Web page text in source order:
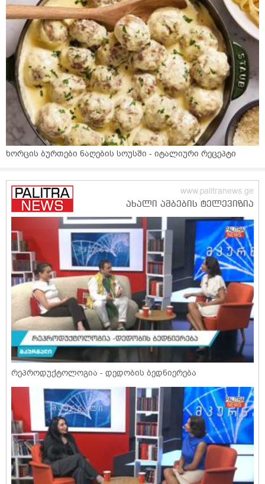
ხორცის ბურთები ნაღების სოუსში - იტალიური რეცეპტი
რეპროდუქტოლოგია - დედობის ბედნიერება